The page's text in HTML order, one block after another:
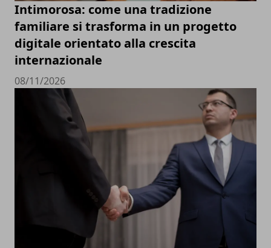
Intimorosa: come una tradizione
familiare si trasforma in un progetto
digitale orientato alla crescita
internazionale
08/11/2026